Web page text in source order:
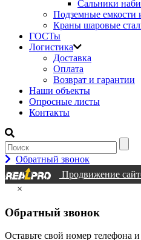
Сальники
Подземные
Краны шаровые
ГОСТы
Логистика
Доставка
Оплата
Возврат и гарантии
Наши объекты
Опросные листы
Контакты
Обратный звонок
Продвижение
×
Обратный звонок
Оставьте свой номер телефона